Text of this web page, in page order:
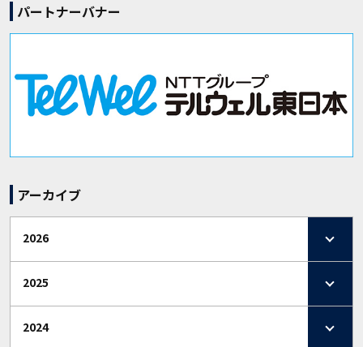
パートナーバナー
アーカイブ
2026
2025
2024